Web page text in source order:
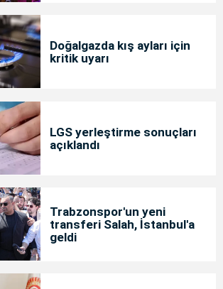
Doğalgazda kış ayları için
kritik uyarı
LGS yerleştirme sonuçları
açıklandı
Trabzonspor'un yeni
transferi Salah, İstanbul'a
geldi